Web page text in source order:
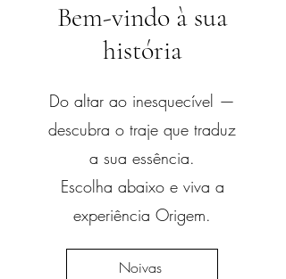
Bem-vindo à sua
história
Do altar ao inesquecível —
descubra o traje que traduz
a sua essência.
Escolha abaixo e viva a
experiência Origem.
Noivas